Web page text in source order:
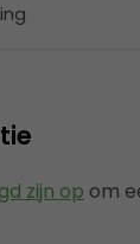
zijn op om